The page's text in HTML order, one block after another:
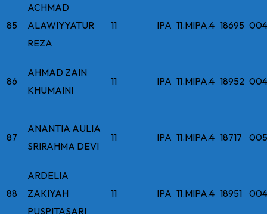
85
ACHMAD
ALAWIYYATUR
REZA
11 IPA 11.MIPA.4 18695
86
AHMAD ZAIN
KHUMAINI
11 IPA 11.MIPA.4 18952
87
ANANTIA AULIA
SRIRAHMA DEVI
11 IPA 11.MIPA.4 18717
88
ARDELIA
ZAKIYAH
PUSPITASARI
11 IPA 11.MIPA.4 18951